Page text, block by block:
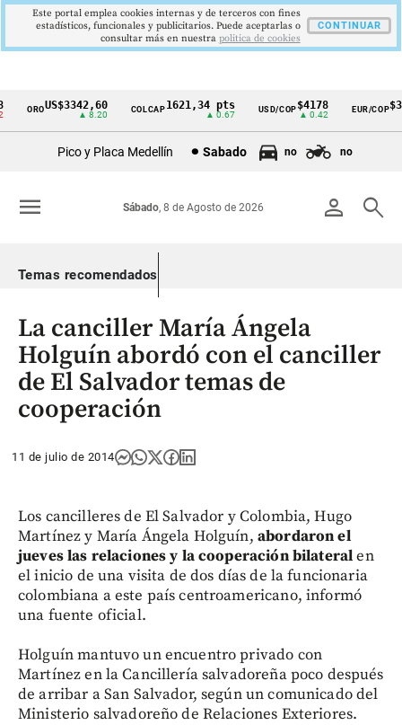
Cintillo
Colombia
OROUS$3342,60
▲ 8.20
COLCAP1621,34 pts
▲ 0.67
USD/COP$4178
▲ 0.42
EUR/COP
Pico y Placa Medellín Sabado no no
person search
Sábado, 8 de Agosto de 2026
menu
Temas recomendados
La canciller María Ángela
Holguín abordó con el canciller
de El Salvador temas de
cooperación
11 de julio de 2014
Los cancilleres de El Salvador y Colombia, Hugo
Martínez y María Ángela Holguín, abordaron el
jueves las relaciones y la cooperación bilateralen
el inicio de una visita de dos días de la funcionaria
colombiana a este país centroamericano, informó
una fuente oficial.
Holguín mantuvo un encuentro privado con
Martínez en la Cancillería salvadoreña poco después
de arribar a San Salvador, según un comunicado del
Ministerio salvadoreño de Relaciones Exteriores.
Este portal emplea cookies internas y de terceros con fines
estadísticos, funcionales y publicitarios. Puede aceptarlas o
consultar más en nuestra politica de cookies
CONTINUAR